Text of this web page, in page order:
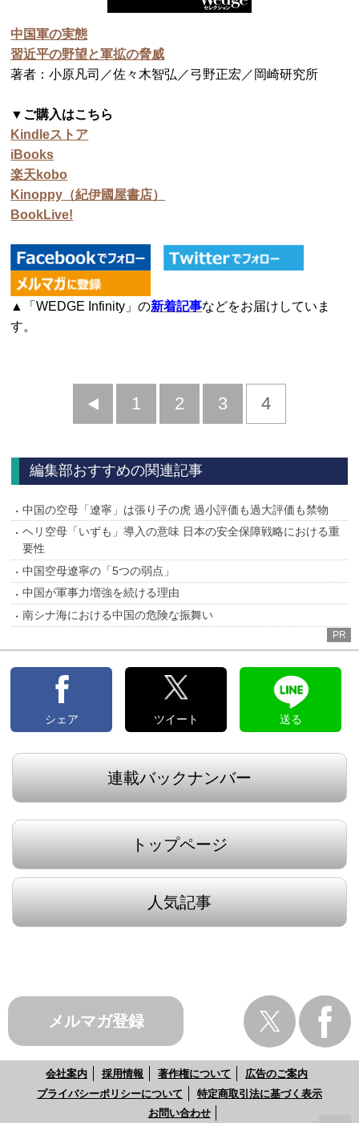
中国軍の実態
習近平の野望と軍拡の脅威
著者：小原凡司／佐々木智弘／弓野正宏／岡崎研究所
▼ご購入はこちら
Kindleストア
iBooks
楽天kobo
Kinoppy（紀伊國屋書店）
BookLive!
▲「WEDGE Infinity」の新着記事などをお届けしていま
す。
前
1 2 3 4
編集部おすすめの関連記事
中国の空母「遼寧」は張り子の虎 過小評価も過大評価も禁物
ヘリ空母「いずも」導入の意味 日本の安全保障戦略における重
要性
中国空母遼寧の「5つの弱点」
中国が軍事力増強を続ける理由
南シナ海における中国の危険な振舞い
PR
シェア ツイート 送る
連載バックナンバー
トップページ
人気記事
メルマガ登録
会社案内 採用情報 著作権について
広告のご案内
プライバシーポリシーについて
特定商取引法に基づく表示
お問い合わせ